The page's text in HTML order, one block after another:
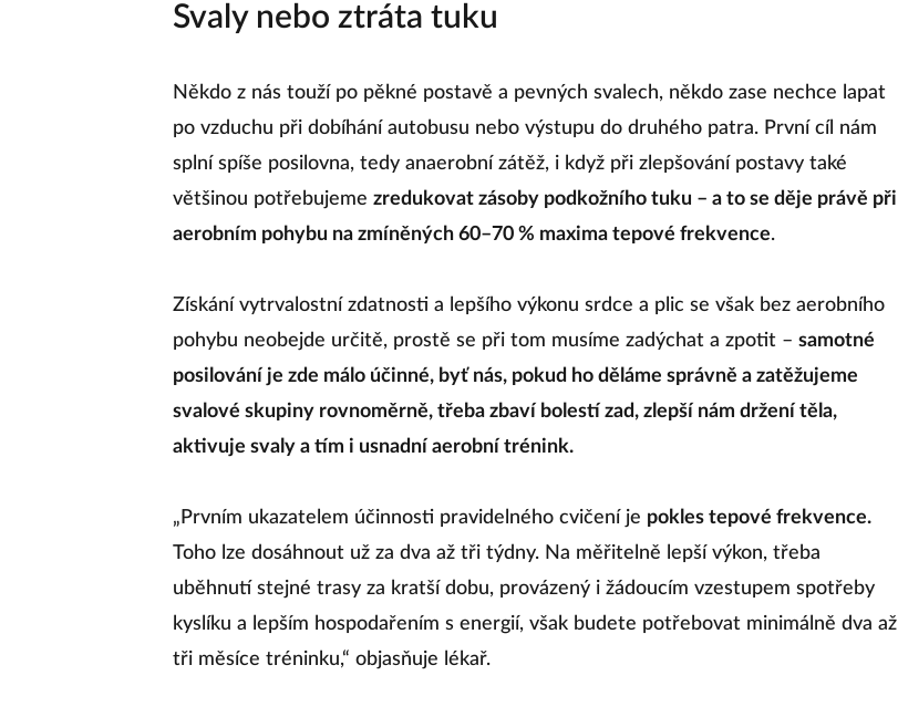
Svaly nebo ztráta tuku
Někdo z nás touží po pěkné postavě a pevných svalech, někdo zase nechce lapat
po vzduchu při dobíhání autobusu nebo výstupu do druhého patra. První cíl nám
splní spíše posilovna, tedy anaerobní zátěž, i když při zlepšování postavy také
většinou potřebujeme zredukovat zásoby podkožního tuku – a to se děje právě při
aerobním pohybu na zmíněných 60–70 % maxima tepové frekvence.
Získání vytrvalostní zdatnosti a lepšího výkonu srdce a plic se však bez aerobního
pohybu neobejde určitě, prostě se při tom musíme zadýchat a zpotit – samotné
posilování je zde málo účinné, byť nás, pokud ho děláme správně a zatěžujeme
svalové skupiny rovnoměrně, třeba zbaví bolestí zad, zlepší nám držení těla,
aktivuje svaly a tím i usnadní aerobní trénink.
„Prvním ukazatelem účinnosti pravidelného cvičení je pokles tepové frekvence.
Toho lze dosáhnout už za dva až tři týdny. Na měřitelně lepší výkon, třeba
uběhnutí stejné trasy za kratší dobu, provázený i žádoucím vzestupem spotřeby
kyslíku a lepším hospodařením s energií, však budete potřebovat minimálně dva až
tři měsíce tréninku,“ objasňuje lékař.